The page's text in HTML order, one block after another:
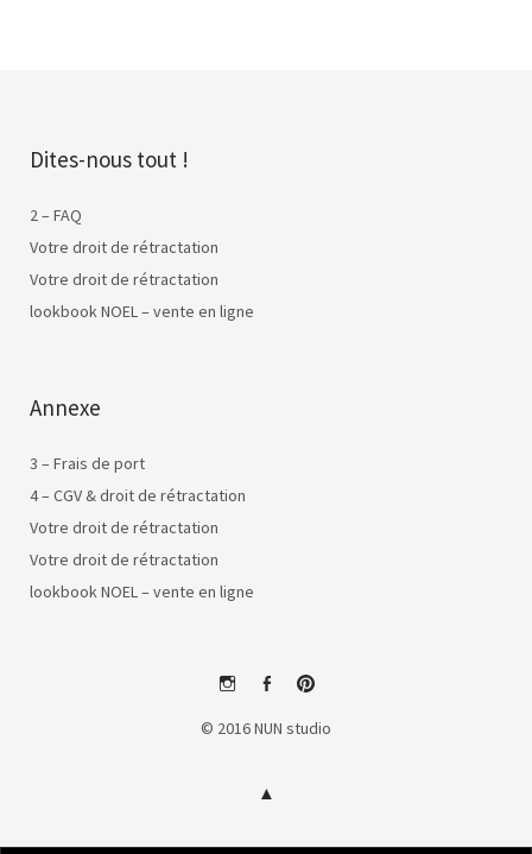
Dites-nous tout !
2 – FAQ
Votre droit de rétractation
Votre droit de rétractation
lookbook NOEL – vente en ligne
Annexe
3 – Frais de port
4 – CGV & droit de rétractation
Votre droit de rétractation
Votre droit de rétractation
lookbook NOEL – vente en ligne
instagramfacebookpinterest
© 2016 NUN studio